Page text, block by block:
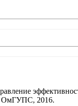
ОмГУПС, 2016.